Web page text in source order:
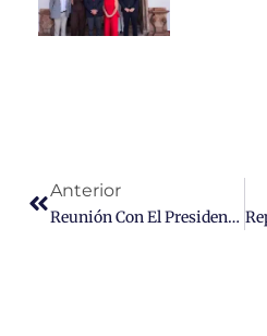
Anterior
Reunión Con El Presidente Del Partido Popular De Jaén